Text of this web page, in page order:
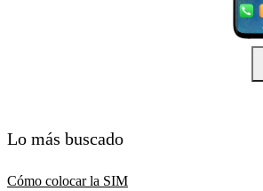
Lo más buscado
Cómo colocar la SIM